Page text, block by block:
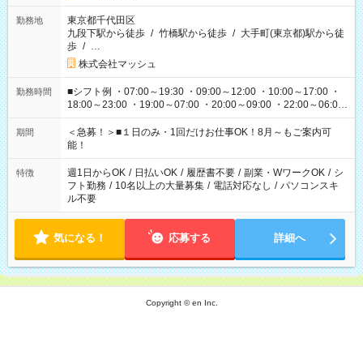
勤務地
東京都千代田区
九段下駅から徒歩 / 竹橋駅から徒歩 / 大手町(東京都)駅から徒
歩 / …
株式会社マッシュ
勤務時間
■シフト例 ・07:00～19:30 ・09:00～12:00 ・10:00～17:00 ・
18:00～23:00 ・19:00～07:00 ・20:00～09:00 ・22:00～06:00
etc ★最短で3時間で5,120円のお仕事から 15時間で2万円近く稼
げるお仕事も！ ご希望のお時間に合わせてご紹介！ ※シフトは
現場によって異なります。 ※勿論、休憩時間はあるのでご安心
ください！
期間
＜急募！＞■１日のみ・1回だけお仕事OK！8月～もご案内可
能！
特徴 週1日からOK / 日払いOK / 履歴書不要 / 副業・WワークOK / シ
フト勤務 / 10名以上の大量募集 / 電話対応なし / パソコンスキ
ル不要
気になる！ 応募する 詳細へ
Copyright © en Inc.